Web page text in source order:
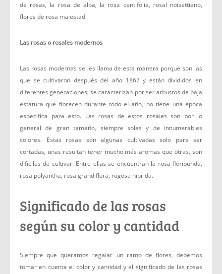
de rosas, la rosa de alba, la rosa centifolia, rosal noisettiano,
flores de rosa majestad.
Las rosas o rosales modernos
Las rosas modernas se les llama de esta manera porque son las
que se cultivaron después del año 1867 y están divididos en
diferentes generaciones, se caracterizan por ser arbustos de baja
estatura que florecen durante todo el año, no tiene una época
especifica para esto. Las rosas de estos rosales son por lo
general de gran tamaño, siempre solas y de innumerables
colores. Estas rosas son algunas cultivadas solo para ser
cortadas, unas resultan tener mucho más aromas que otras, son
difíciles de cultivar. Entre ellas se encuentran la rosa floribunda,
rosa polyantha, rosa grandiflora, rugosa híbrida.
Significado de las rosas
según su color y cantidad
Siempre que queramos regalar un ramo de flores, debemos
tomar en cuenta el color y cantidad y el significado de las rosas